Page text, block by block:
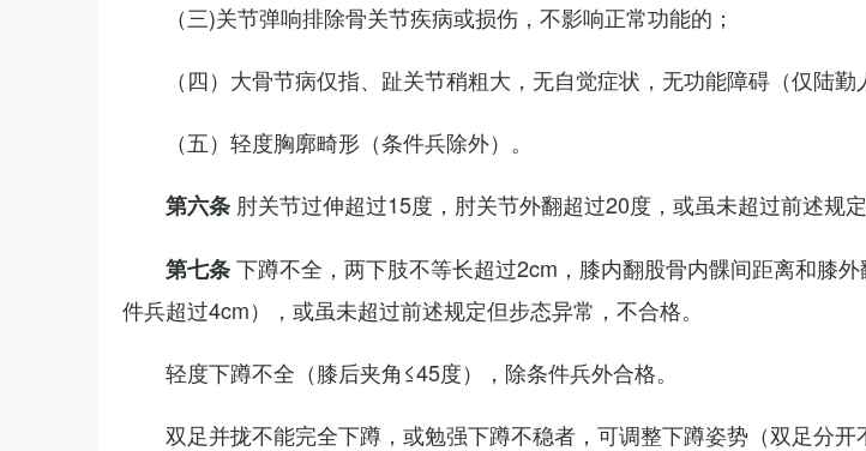
（三)关节弹响排除骨关节疾病或损伤，不影响正常功能的；
（四）大骨节病仅指、趾关节稍粗大，无自觉症状，无功能障碍（仅陆勤
（五）轻度胸廓畸形（条件兵除外）。
第六条 肘关节过伸超过15度，肘关节外翻超过20度，或虽未超过前述规
第七条下蹲不全，两下肢不等长超过2cm，膝内翻股骨内髁间距离和膝
件兵超过4cm），或虽未超过前述规定但步态异常，不合格。
轻度下蹲不全（膝后夹角≤45度），除条件兵外合格。
双足并拢不能完全下蹲，或勉强下蹲不稳者，可调整下蹲姿势（双足分